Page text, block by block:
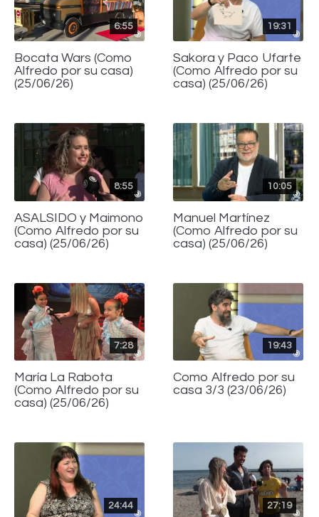
6:55
Bocata Wars (Como
Alfredo por su casa)
(25/06/26)
19:31
Sakora y Paco Ufarte
(Como Alfredo por su
casa) (25/06/26)
8:55
ASALSIDO y Maimono
(Como Alfredo por su
casa) (25/06/26)
10:05
Manuel Martínez
(Como Alfredo por su
casa) (25/06/26)
7:28
María La Rabota
(Como Alfredo por su
casa) (25/06/26)
19:43
Como Alfredo por su
casa 3/3 (23/06/26)
24:44 27:19